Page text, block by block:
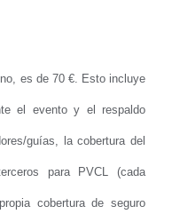
es de 70 €. Esto incluye
el evento y el respaldo
guías, la cobertura del
para PVCL (cada
cobertura de seguro